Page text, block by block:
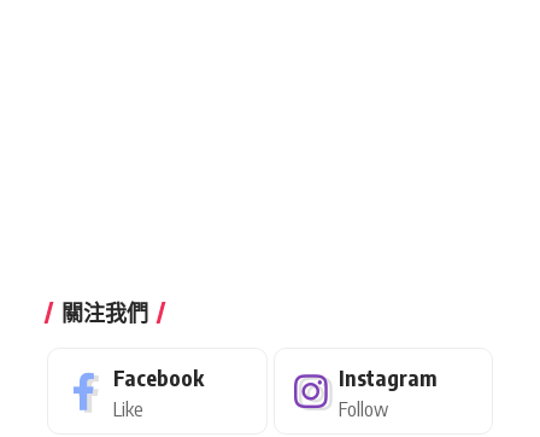
關注我們
Facebook
Like
Instagram
Follow